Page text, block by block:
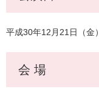
平成30年12 月21 日（金）
会 場